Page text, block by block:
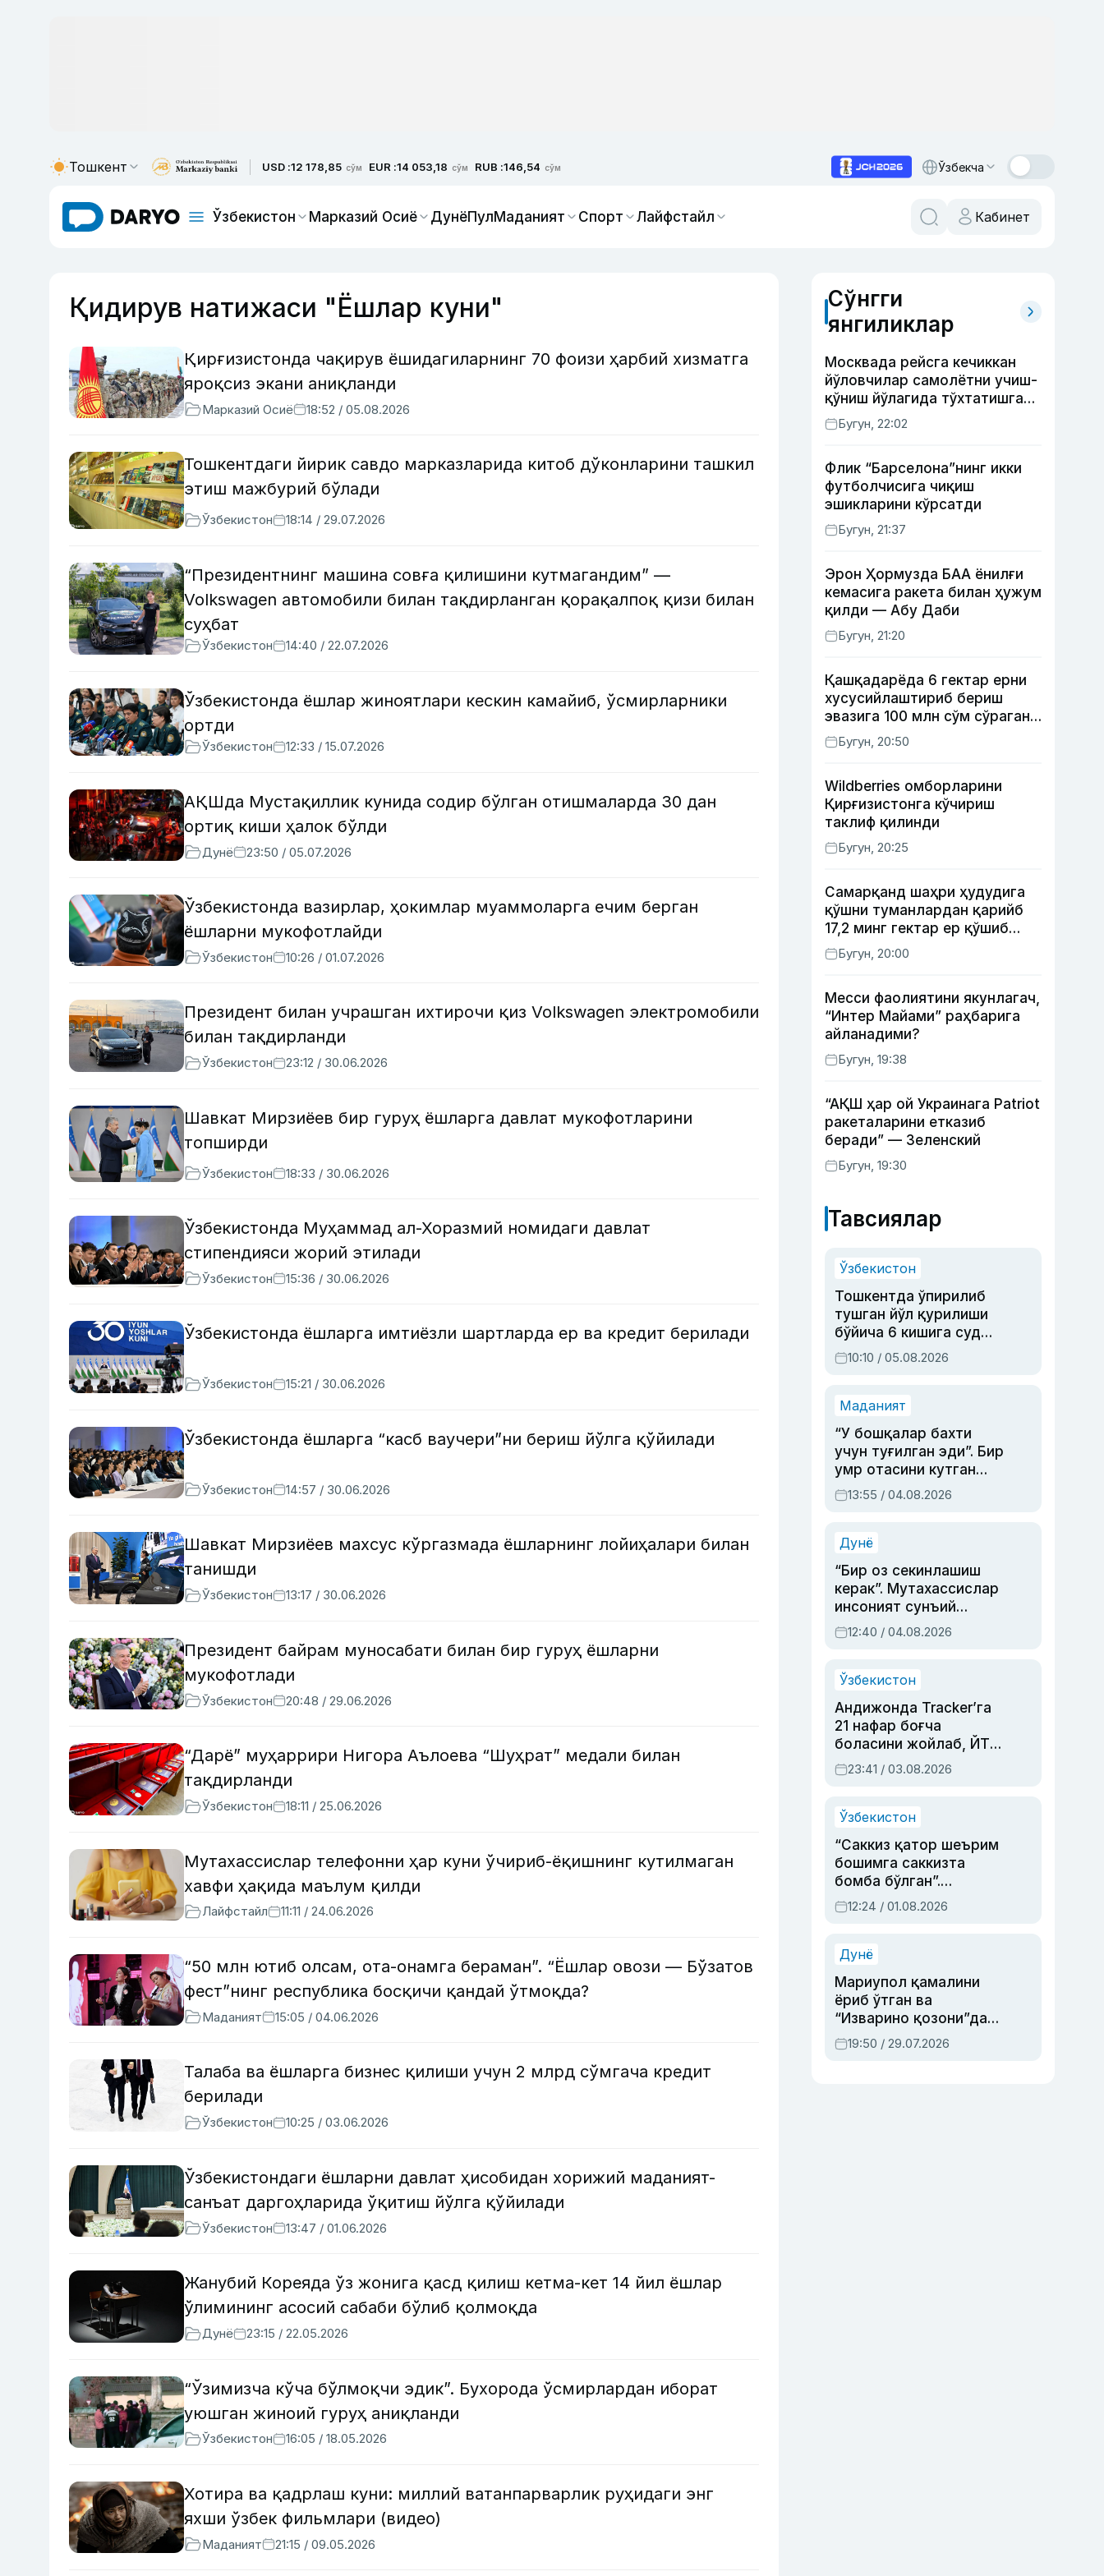
Тошкент USD :12 178,85 сўм EUR :14 053,18 сўм RUB :146,54 сўм Ўзбекча
Ўзбекистон Марказий Осиё ДунёПулМаданият Спорт Лайфстайл Кабинет
Қидирув натижаси "Ёшлар куни"
Қирғизистонда чақирув ёшидагиларнинг 70 фоизи ҳарбий хизматга
яроқсиз экани аниқланди
Марказий Осиё 18:52 / 05.08.2026
Тошкентдаги йирик савдо марказларида китоб дўконларини ташкил
этиш мажбурий бўлади
Ўзбекистон 18:14 / 29.07.2026
“Президентнинг машина совға қилишини кутмагандим” —
Volkswagen автомобили билан тақдирланган қорақалпоқ қизи билан
суҳбат
Ўзбекистон 14:40 / 22.07.2026
Ўзбекистонда ёшлар жиноятлари кескин камайиб, ўсмирларники
ортди
Ўзбекистон 12:33 / 15.07.2026
АҚШда Мустақиллик кунида содир бўлган отишмаларда 30 дан
ортиқ киши ҳалок бўлди
Дунё 23:50 / 05.07.2026
Ўзбекистонда вазирлар, ҳокимлар муаммоларга ечим берган
ёшларни мукофотлайди
Ўзбекистон 10:26 / 01.07.2026
Президент билан учрашган ихтирочи қиз Volkswagen электромобили
билан тақдирланди
Ўзбекистон 23:12 / 30.06.2026
Шавкат Мирзиёев бир гуруҳ ёшларга давлат мукофотларини
топширди
Ўзбекистон 18:33 / 30.06.2026
Ўзбекистонда Муҳаммад ал-Хоразмий номидаги давлат
стипендияси жорий этилади
Ўзбекистон 15:36 / 30.06.2026
Ўзбекистонда ёшларга имтиёзли шартларда ер ва кредит берилади
Ўзбекистон 15:21 / 30.06.2026
Ўзбекистонда ёшларга “касб ваучери”ни бериш йўлга қўйилади
Ўзбекистон 14:57 / 30.06.2026
Шавкат Мирзиёев махсус кўргазмада ёшларнинг лойиҳалари билан
танишди
Ўзбекистон 13:17 / 30.06.2026
Президент байрам муносабати билан бир гуруҳ ёшларни
мукофотлади
Ўзбекистон 20:48 / 29.06.2026
“Дарё” муҳаррири Нигора Аълоева “Шуҳрат” медали билан
тақдирланди
Ўзбекистон 18:11 / 25.06.2026
Мутахассислар телефонни ҳар куни ўчириб-ёқишнинг кутилмаган
хавфи ҳақида маълум қилди
Лайфстайл 11:11 / 24.06.2026
“50 млн ютиб олсам, ота-онамга бераман”. “Ёшлар овози — Бўзатов
фест”нинг республика босқичи қандай ўтмоқда?
Маданият 15:05 / 04.06.2026
Талаба ва ёшларга бизнес қилиши учун 2 млрд сўмгача кредит
берилади
Ўзбекистон 10:25 / 03.06.2026
Ўзбекистондаги ёшларни давлат ҳисобидан хорижий маданият-
санъат даргоҳларида ўқитиш йўлга қўйилади
Ўзбекистон 13:47 / 01.06.2026
Жанубий Кореяда ўз жонига қасд қилиш кетма-кет 14 йил ёшлар
ўлимининг асосий сабаби бўлиб қолмоқда
Дунё 23:15 / 22.05.2026
“Ўзимизча кўча бўлмоқчи эдик”. Бухорода ўсмирлардан иборат
уюшган жиноий гуруҳ аниқланди
Ўзбекистон 16:05 / 18.05.2026
Хотира ва қадрлаш куни: миллий ватанпарварлик руҳидаги энг
яхши ўзбек фильмлари (видео)
Маданият 21:15 / 09.05.2026
Сўнгги
янгиликлар
Москвада рейсга кечиккан
йўловчилар самолётни учиш-
қўниш йўлагида тўхтатишга
уринди (видео)
Бугун, 22:02
Флик “Барселона”нинг икки
футболчисига чиқиш
эшикларини кўрсатди
Бугун, 21:37
Эрон Ҳормузда БАА ёнилғи
кемасига ракета билан ҳужум
қилди — Абу Даби
Бугун, 21:20
Қашқадарёда 6 гектар ерни
хусусийлаштириб бериш
эвазига 100 млн сўм сўраган
шахс ушланди
Бугун, 20:50
Wildberries омборларини
Қирғизистонга кўчириш
таклиф қилинди
Бугун, 20:25
Самарқанд шаҳри ҳудудига
қўшни туманлардан қарийб
17,2 минг гектар ер қўшиб
берилади
Бугун, 20:00
Месси фаолиятини якунлагач,
“Интер Майами” раҳбарига
айланадими?
Бугун, 19:38
“АҚШ ҳар ой Украинага Patriot
ракеталарини етказиб
беради” — Зеленский
Бугун, 19:30
Тавсиялар
Ўзбекистон
Тошкентда ўпирилиб
тушган йўл қурилиши
бўйича 6 кишига суд
ҳукми ўқилди
10:10 / 05.08.2026
Маданият
“У бошқалар бахти
учун туғилган эди”. Бир
умр отасини кутган
актриса ва дубльяж
устаси Римма
синовларга тўла ҳаёти
13:55 / 04.08.2026
Дунё
“Бир оз секинлашиш
керак”. Мутахассислар
инсоният сунъий
интеллектни бошқара
олмай қолишидан
12:40 / 04.08.2026
Ўзбекистон
Андижонда Tracker’га
21 нафар боғча
боласини жойлаб, ЙТҲ
содир этган аёлга суд
ҳукми ўқилди
23:41 / 03.08.2026
Ўзбекистон
“Саккиз қатор шеърим
бошимга саккизта
бомба бўлган”.
Абдулла Ориповни
сиёсий айбловлардан
12:24 / 01.08.2026
Дунё
Мариупол қамалини
ёриб ўтган ва
“Изварино қозони”дан
чиққан қаҳрамон —
Украина армияси бош
19:50 / 29.07.2026